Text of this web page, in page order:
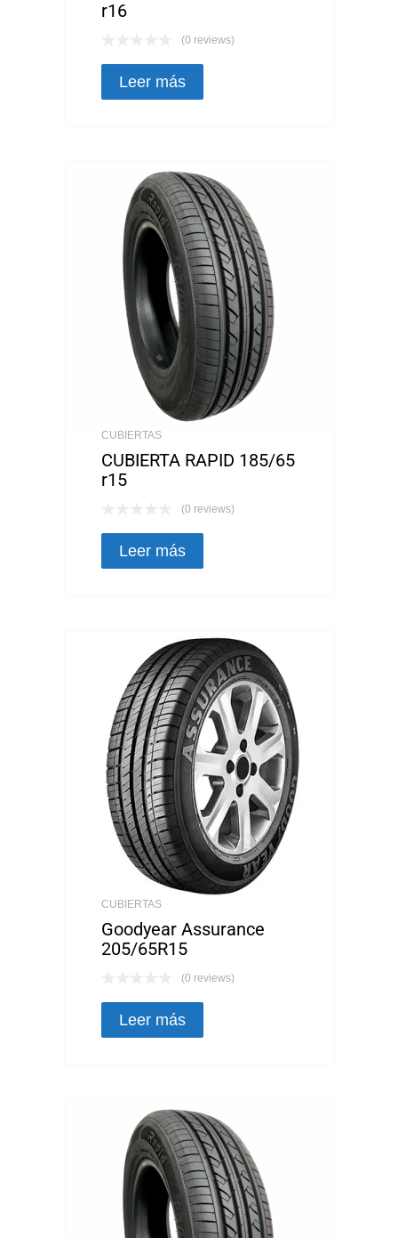
r16
(0 reviews)
Leer más
CUBIERTAS
CUBIERTA RAPID 185/65
r15
(0 reviews)
Leer más
CUBIERTAS
Goodyear Assurance
205/65R15
(0 reviews)
Leer más